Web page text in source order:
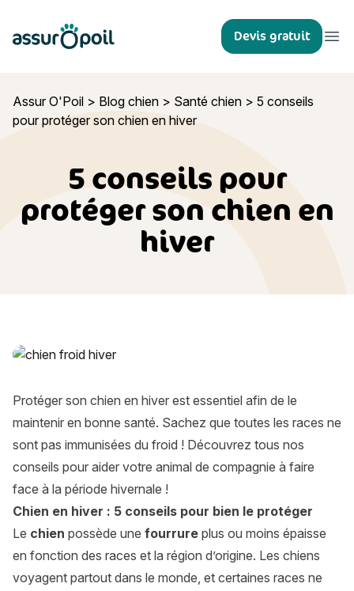
Assur O'Poil Devis gratuit
Assur O'Poil > Blog chien > Santé chien > 5 conseils
pour protéger son chien en hiver
5 conseils pour
protéger son chien en
hiver
5 conseils pour protéger son chien en hiver
Protéger son chien en hiver est essentiel afin de le
maintenir en bonne santé. Sachez que toutes les races ne
sont pas immunisées du froid ! Découvrez tous nos
conseils pour aider votre animal de compagnie à faire
face à la période hivernale !
Chien en hiver : 5 conseils pour bien le protéger
Le chien possède une fourrure plus ou moins épaisse
en fonction des races et la région d’origine. Les chiens
voyagent partout dans le monde, et certaines races ne